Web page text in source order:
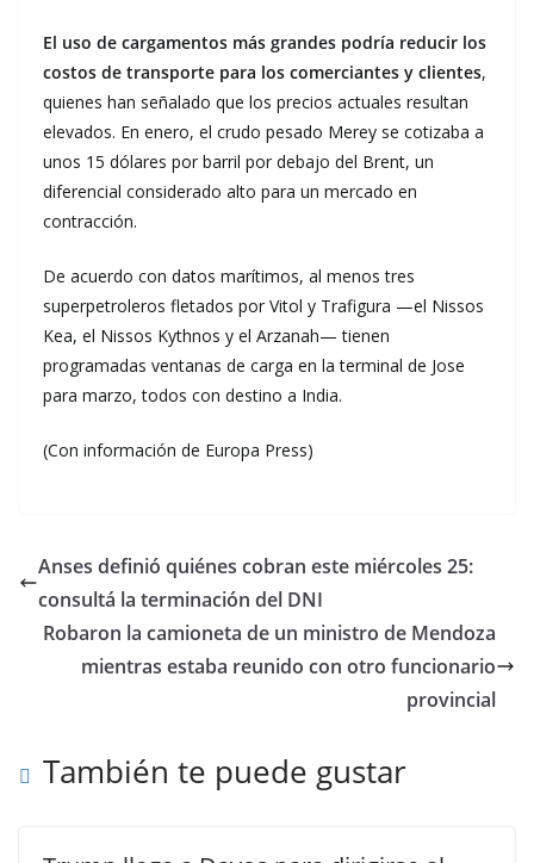
El uso de cargamentos más grandes podría reducir los
costos de transporte para los comerciantes y clientes,
quienes han señalado que los precios actuales resultan
elevados. En enero, el crudo pesado Merey se cotizaba a
unos 15 dólares por barril por debajo del Brent, un
diferencial considerado alto para un mercado en
contracción.
De acuerdo con datos marítimos, al menos tres
superpetroleros fletados por Vitol y Trafigura —el Nissos
Kea, el Nissos Kythnos y el Arzanah— tienen
programadas ventanas de carga en la terminal de Jose
para marzo, todos con destino a India.
(Con información de Europa Press)
Anses definió quiénes cobran este miércoles 25:
consultá la terminación del DNI
Robaron la camioneta de un ministro de Mendoza
mientras estaba reunido con otro funcionario
provincial
También te puede gustar